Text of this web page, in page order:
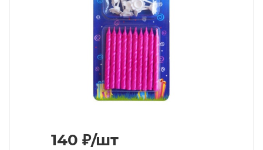
140 ₽/шт